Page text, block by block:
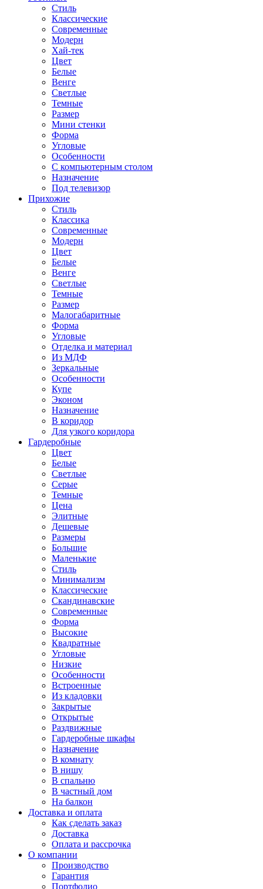
Стиль
Классические
Современные
Модерн
Хай-тек
Цвет
Белые
Венге
Светлые
Темные
Размер
Мини стенки
Форма
Угловые
Особенности
С компьютерным столом
Назначение
Под телевизор
Прихожие
Стиль
Классика
Современные
Модерн
Цвет
Белые
Венге
Светлые
Темные
Размер
Малогабаритные
Форма
Угловые
Отделка и материал
Из МДФ
Зеркальные
Особенности
Купе
Эконом
Назначение
В коридор
Для узкого коридора
Гардеробные
Цвет
Белые
Светлые
Серые
Темные
Цена
Элитные
Дешевые
Размеры
Большие
Маленькие
Стиль
Минимализм
Классические
Скандинавские
Современные
Форма
Высокие
Квадратные
Угловые
Низкие
Особенности
Встроенные
Из кладовки
Закрытые
Открытые
Раздвижные
Гардеробные шкафы
Назначение
В комнату
В нишу
В спальню
В частный дом
На балкон
Доставка и оплата
Как сделать заказ
Доставка
Оплата и рассрочка
О компании
Производство
Гарантия
Портфолио